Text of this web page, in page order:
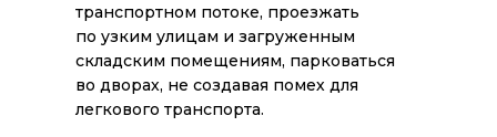
транспортном потоке, проезжать
по узким улицам и загруженным
складским помещениям, парковаться
во дворах, не создавая помех для
легкового транспорта.